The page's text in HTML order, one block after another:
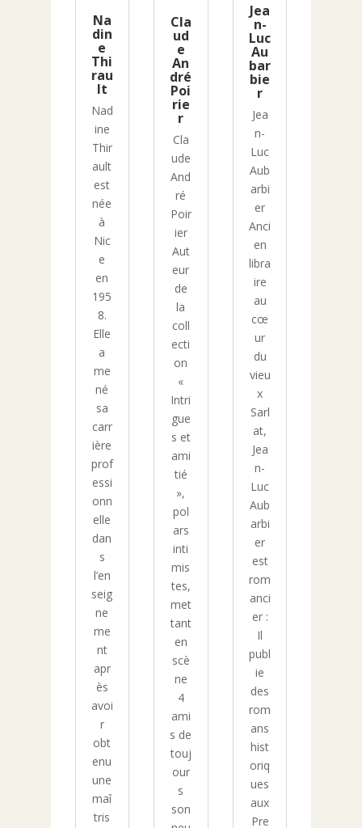
Na
din
e
Thi
rau
lt
Nad
ine
Thir
ault
est
née
à
Nic
e
en
195
8.
Elle
a
me
né
sa
carr
ière
prof
essi
onn
elle
dan
s
l’en
seig
ne
me
nt
apr
ès
avoi
r
obt
enu
une
maî
tris
Cla
ud
e
An
dré
Poi
rie
r
Cla
ude
And
ré
Poir
ier
Aut
eur
de
la
coll
ecti
on
«
Intri
gue
s et
ami
tié
»,
pol
ars
inti
mis
tes,
met
tant
en
scè
ne
4
ami
s de
touj
our
s
son
Jea
n-
Luc
Au
bar
bie
r
Jea
n-
Luc
Aub
arbi
er
Anci
en
libra
ire
au
cœ
ur
du
vieu
x
Sarl
at,
Jea
n-
Luc
Aub
arbi
er
est
rom
anci
er :
Il
publ
ie
des
rom
ans
hist
oriq
ues
aux
Pre